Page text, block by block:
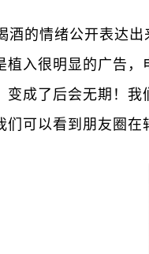
的情绪公开表达出
植入很明显的广告
变成了后会无期！
们可以看到朋友圈在